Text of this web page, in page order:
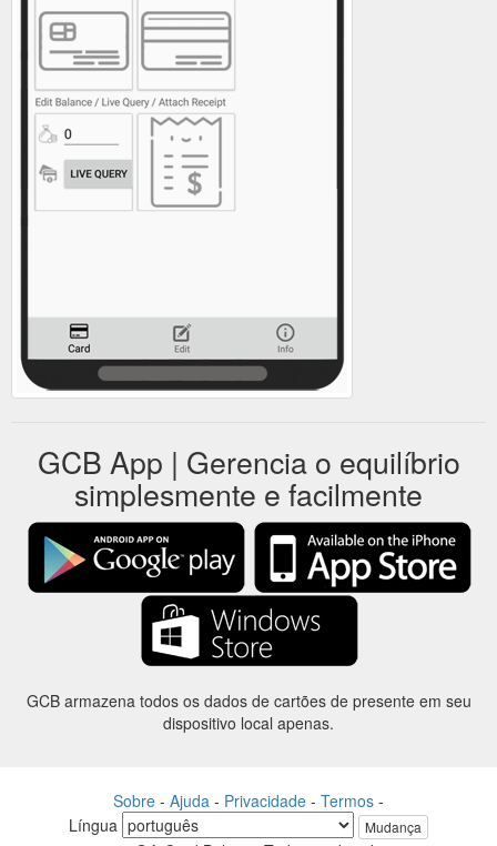
GCB App | Gerencia o equilíbrio
simplesmente e facilmente
GCB armazena todos os dados de cartões de presente em seu
dispositivo local apenas.
Sobre - Ajuda - Privacidade - Termos -
Língua
Mudança